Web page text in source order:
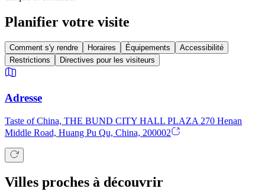
Planifier votre visite
Comment s'y rendre Horaires Équipements
Accessibilité
Restrictions
Directives pour les visiteurs
Adresse
Taste of China, THE BUND CITY HALL PLAZA 270 Henan
Middle Road, Huang Pu Qu, China, 200002
Villes proches à découvrir